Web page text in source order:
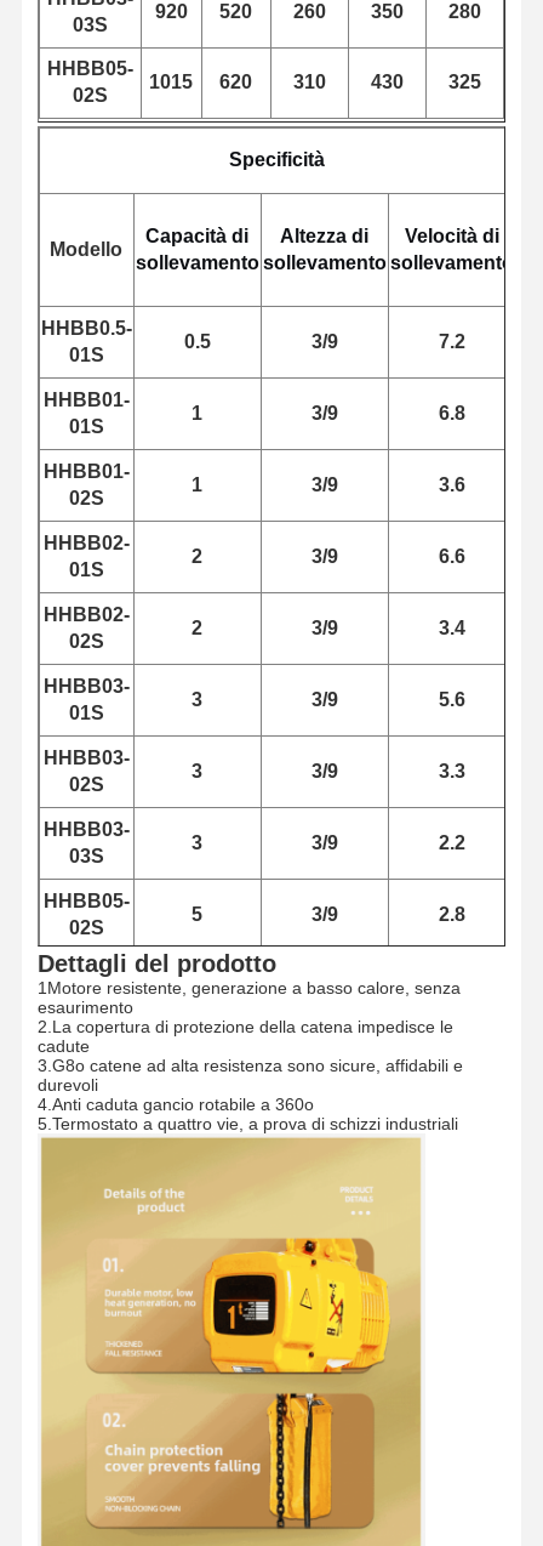
Gru a benna
Gru
Ingranaggi motore e freno
Attrezzatura di trasporto
Accessori per gru
03S
920 520 260 350 280
HHBB05-
02S
1015 620 310 430 325
Specificità
Modello
Capacità di
sollevamento
Altezza di
sollevamento
Velocità di
sollevamento
HHBB0.5-
01S
0.5 3/9 7.2
HHBB01-
01S
1 3/9 6.8
HHBB01-
02S
1 3/9 3.6
HHBB02-
01S
2 3/9 6.6
HHBB02-
02S
2 3/9 3.4
HHBB03-
01S
3 3/9 5.6
HHBB03-
02S
3 3/9 3.3
HHBB03-
03S
3 3/9 2.2
HHBB05-
02S
5 3/9 2.8
Dettagli del prodotto
1Motore resistente, generazione a basso calore, senza
esaurimento
2.La copertura di protezione della catena impedisce le
cadute
3.G8o catene ad alta resistenza sono sicure, affidabili e
durevoli
4.Anti caduta gancio rotabile a 360o
5.Termostato a quattro vie, a prova di schizzi industriali